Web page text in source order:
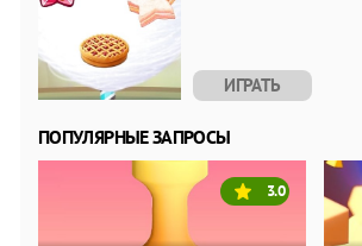
ИГРАТЬ
ПОПУЛЯРНЫЕ ЗАПРОСЫ
3.0